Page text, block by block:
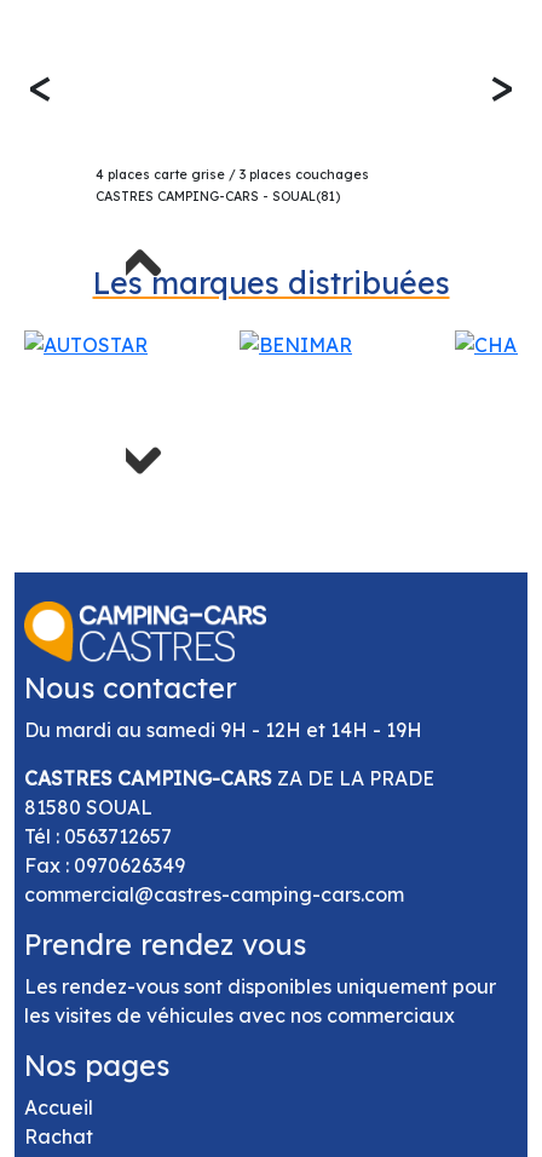
<
4 places carte grise / 3 places couchages
CASTRES CAMPING-CARS - SOUAL(81)
>
Les marques distribuées
Previous
Nous contacter
Du mardi au samedi 9H - 12H et 14H - 19H
CASTRES CAMPING-CARS ZA DE LA PRADE
81580 SOUAL
Tél : 0563712657
Fax : 0970626349
commercial@castres-camping-cars.com
Prendre rendez vous
Les rendez-vous sont disponibles uniquement pour
les visites de véhicules avec nos commerciaux
Nos pages
Accueil
Rachat